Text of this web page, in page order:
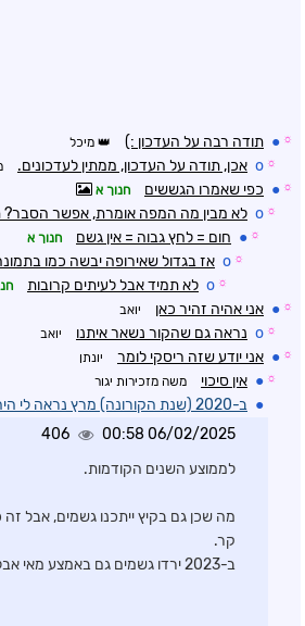
☼
● תודה רבה על העדכון :) מיכל
☼
o אכן, תודה על העדכון, ממתין לעדכונים.
☼
● כפי שאמרו הגששים חנוך א
☼
o לא מבין מה המפה אומרת, אפשר הסבר?
☼
● חום = לחץ גבוה = אין גשם חנוך א
☼
o אז בגדול שאירופה יבשה כמו
☼
o לא תמיד אבל לעיתים קרובות
☼
● אני אהיה זהיר כאן יואב
☼
o נראה גם שהקור נשאר איתנו יואב
☼
● אני יודע שזה ריסקי לומר יונתן
☼
● אין סיכוי משה מזכירות יגור
● ב-2020 (שנת הקורונה) מרץ נראה לי היה יחסית קר בהשוואה
06/02/2025 00:58
406
לממוצע השנים הקודמות.
מה שכן גם בקיץ ייתכנו גשמים, אבל
קר.
ב-2023 ירדו גשמים גם באמצע מאי אבל עדיין היה חם.